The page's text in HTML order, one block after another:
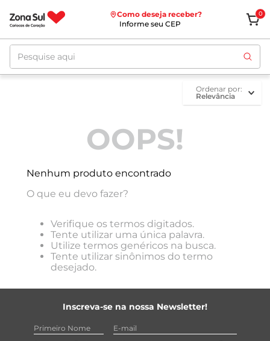
Como deseja receber?
Informe seu CEP
0
Pesquise aqui
ordenar por
Relevância
OOPS!
Nenhum produto encontrado
O que eu devo fazer?
Verifique os termos digitados.
Tente utilizar uma única palavra.
Utilize termos genéricos na busca.
Tente utilizar sinônimos do termo
desejado.
Inscreva-se na nossa Newsletter!